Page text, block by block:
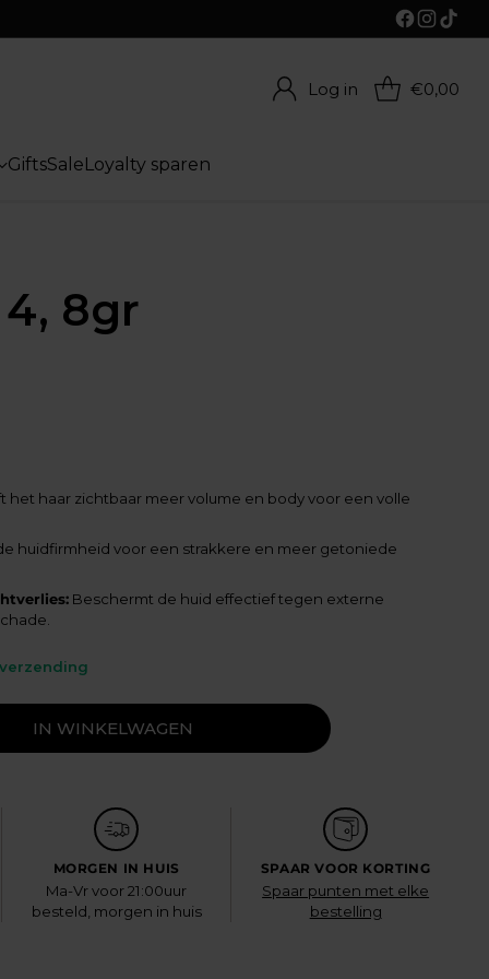
Log in €0,00
GiftsSaleLoyalty sparen
8gr
het haar zichtbaar meer volume en body voor een volle
huidfirmheid voor een strakkere en meer getoniede
Beschermt de huid effectief tegen externe
IN WINKELWAGEN
MORGEN IN HUIS
Ma-Vr voor 21:00uur
besteld, morgen in huis
SPAAR VOOR KORTING
Spaar punten met elke
bestelling